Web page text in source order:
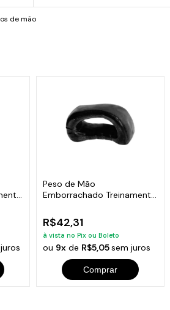
de mão
Peso de Mão
Emborrachado Treinamento
R$42,31
à vista no Pix ou Boleto
ou 9xde R$5,05sem juros
Comprar